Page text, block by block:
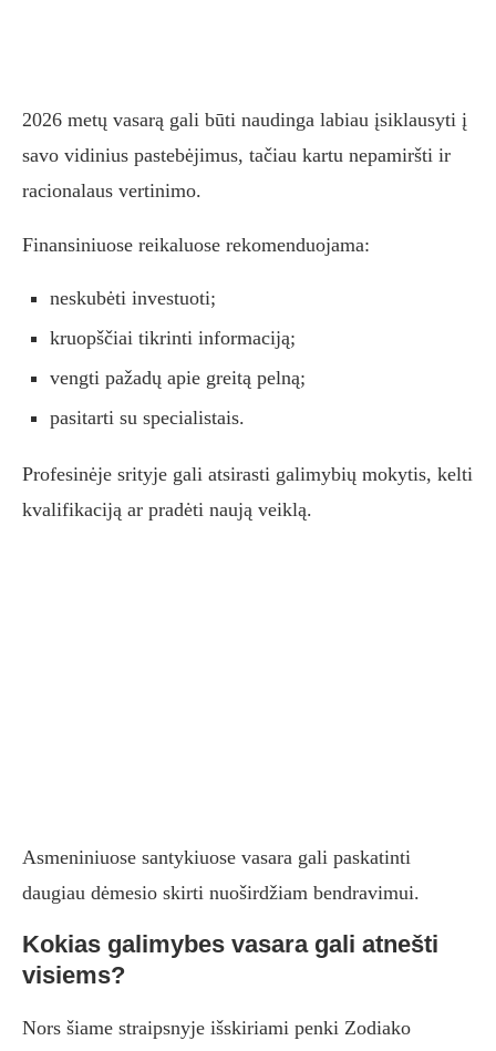
2026 metų vasarą gali būti naudinga labiau įsiklausyti į
savo vidinius pastebėjimus, tačiau kartu nepamiršti ir
racionalaus vertinimo.
Finansiniuose reikaluose rekomenduojama:
neskubėti investuoti;
kruopščiai tikrinti informaciją;
vengti pažadų apie greitą pelną;
pasitarti su specialistais.
Profesinėje srityje gali atsirasti galimybių mokytis, kelti
kvalifikaciją ar pradėti naują veiklą.
Asmeniniuose santykiuose vasara gali paskatinti
daugiau dėmesio skirti nuoširdžiam bendravimui.
Kokias galimybes vasara gali atnešti
visiems?
Nors šiame straipsnyje išskiriami penki Zodiako